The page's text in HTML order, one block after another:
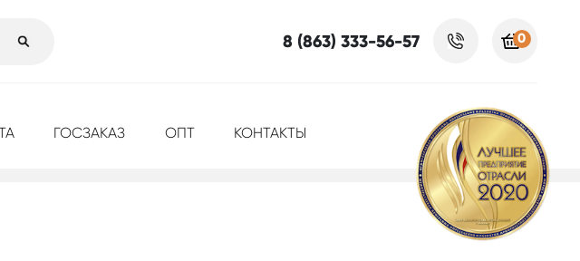
8 (863) 333-56-57 0
ГОСЗАКАЗ ОПТ КОНТАКТЫ